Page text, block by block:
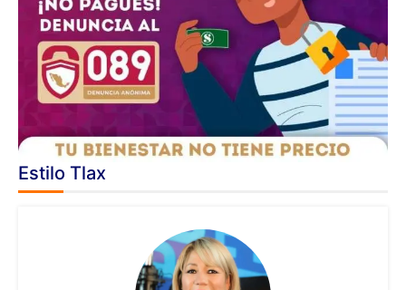
Estilo Tlax